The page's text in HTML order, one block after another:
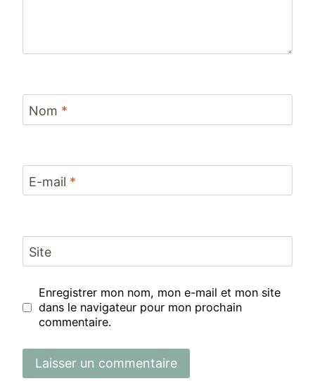
Nom *
E-mail *
Site
Enregistrer mon nom, mon e-mail et mon site
dans le navigateur pour mon prochain
commentaire.